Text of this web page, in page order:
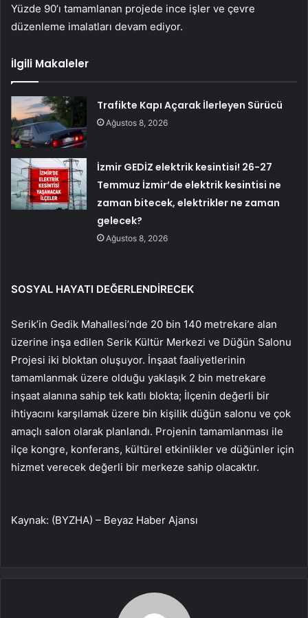
Yüzde 90’ı tamamlanan projede ince işler ve çevre
düzenleme imalatları devam ediyor.
İlgili Makaleler
Trafikte Kapı Açarak İlerleyen Sürücü
Ağustos 8, 2026
İzmir GEDİZ elektrik kesintisi! 26-27
Temmuz İzmir’de elektrik kesintisi ne
zaman bitecek, elektrikler ne zaman
gelecek?
Ağustos 8, 2026
SOSYAL HAYATI DEĞERLENDİRECEK
Serik’in Gedik Mahallesi’nde 20 bin 140 metrekare alan
üzerine inşa edilen Serik Kültür Merkezi ve Düğün Salonu
Projesi iki bloktan oluşuyor. İnşaat faaliyetlerinin
tamamlanmak üzere olduğu yaklaşık 2 bin metrekare
inşaat alanına sahip tek katlı blokta; İlçenin değerli bir
ihtiyacını karşılamak üzere bin kişilik düğün salonu ve çok
amaçlı salon olarak planlandı. Projenin tamamlanması ile
ilçe kongre, konferans, kültürel etkinlikler ve düğünler için
hizmet verecek değerli bir merkeze sahip olacaktır.
Kaynak: (BYZHA) – Beyaz Haber Ajansı